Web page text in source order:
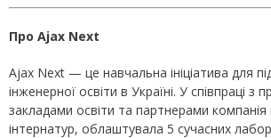
Про Ajax Next
Ajax Next — це навчальна ініціатива для
інженерної освіти в Україні. У співпраці з
закладами освіти та партнерами
інтернатур, облаштувала 5 сучасних